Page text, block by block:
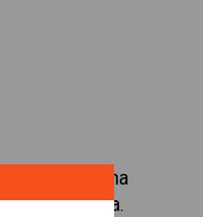
udjela na
CFD-ovima.